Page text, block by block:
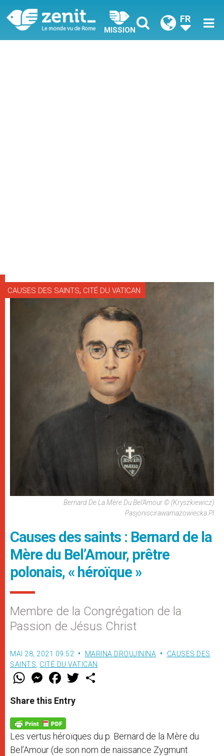
MISSION
FR
CAUSES DES SAINTS, CITÉ DU VATICAN
Bernard De La Mère Du Bel’Amour © (Kryszkiewicz)
Pasjoniscirawamazowiecka.pl
Causes des saints : Bernard de la
Mère du Bel’Amour, prêtre
polonais, « héroïque »
Membre de la Congrégation de la
Passion de Jésus Christ
MAI 28, 2021 09:52 MARINA DROUJININA
CAUSES DES
SAINTS CITÉ DU VATICAN
W
t
s
p
p
M
e
s
e
g
e
r
F
a
e
b
o
k
w
Share this Entry
Les vertus héroïques du p. Bernard de la Mère du
Bel’Amour (de son nom de naissance Zygmunt